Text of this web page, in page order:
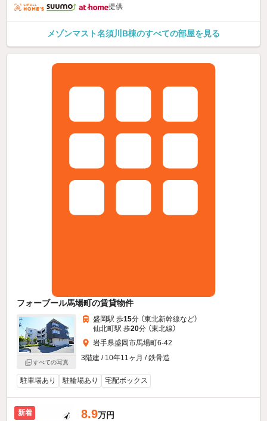
提供
メゾンマスト名須川B棟のすべての部屋を見る
フォーブール馬場町の賃貸物件
すべての写真
盛岡駅 歩15分 （東北新幹線など）
仙北町駅 歩20分 （東北線）
岩手県盛岡市馬場町6-42
3階建 / 10年11ヶ月 / 鉄骨造
駐車場あり 駐輪場あり 宅配ボックス
新着 8.9万円